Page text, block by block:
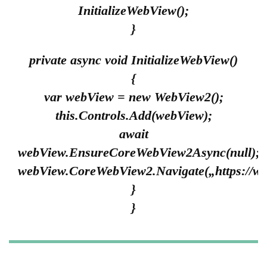
InitializeWebView();
}
private async void InitializeWebView()
{
var webView = new WebView2();
this.Controls.Add(webView);
await
webView.EnsureCoreWebView2Async(null);
webView.CoreWebView2.Navigate(„https://
}
}